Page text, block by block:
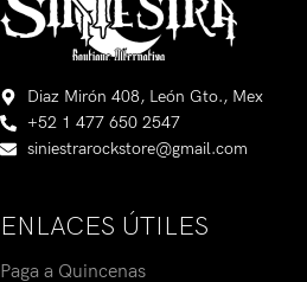
Diaz Mirón 408, León Gto., Mex
+52 1 477 650 2547
siniestrarockstore@gmail.com
ENLACES ÚTILES
Paga a Quincenas